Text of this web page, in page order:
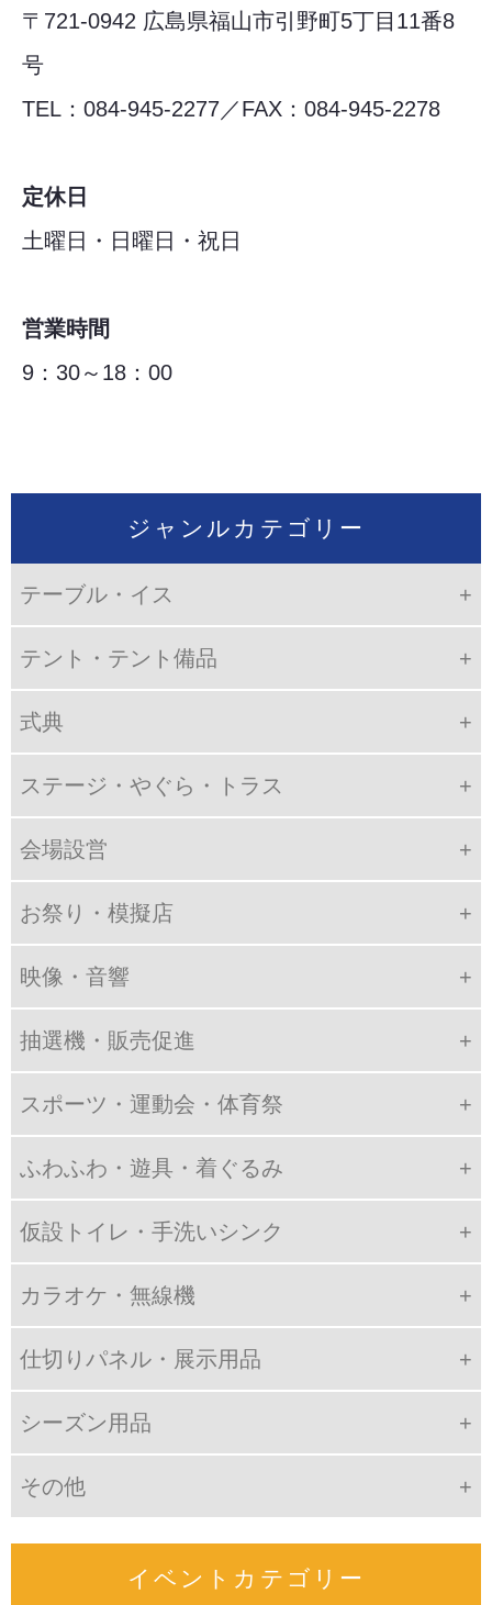
ジャンルカテゴリー
テーブル・イス
テント・テント備品
式典
ステージ・やぐら・トラス
会場設営
お祭り・模擬店
映像・音響
抽選機・販売促進
スポーツ・運動会・体育祭
ふわふわ・遊具・着ぐるみ
仮設トイレ・手洗いシンク
カラオケ・無線機
仕切りパネル・展示用品
シーズン用品
その他
イベントカテゴリー
〒721-0942 広島県福山市引野町5丁目11番8
号
TEL：084-945-2277／FAX：084-945-2278
定休日
土曜日・日曜日・祝日
営業時間
9：30～18：00